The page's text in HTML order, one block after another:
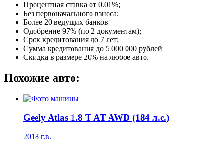
Процентная ставка от 0.01%;
Без первоначального взноса;
Более 20 ведущих банков
Одобрение 97% (по 2 документам);
Срок кредитования до 7 лет;
Сумма кредитования до 5 000 000 рублей;
Скидка в размере 20% на любое авто.
Похожие авто:
Geely Atlas 1.8 T AT AWD (184 л.с.)
2018 г.в.